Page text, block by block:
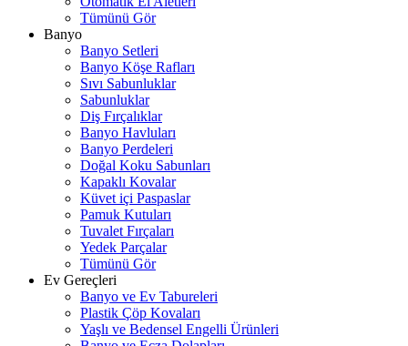
Tümünü Gör
Banyo
Banyo Setleri
Banyo Köşe Rafları
Sıvı Sabunluklar
Sabunluklar
Diş Fırçalıklar
Banyo Havluları
Banyo Perdeleri
Doğal Koku Sabunları
Kapaklı Kovalar
Küvet içi Paspaslar
Pamuk Kutuları
Tuvalet Fırçaları
Yedek Parçalar
Tümünü Gör
Ev Gereçleri
Banyo ve Ev Tabureleri
Plastik Çöp Kovaları
Yaşlı ve Bedensel Engelli Ürünleri